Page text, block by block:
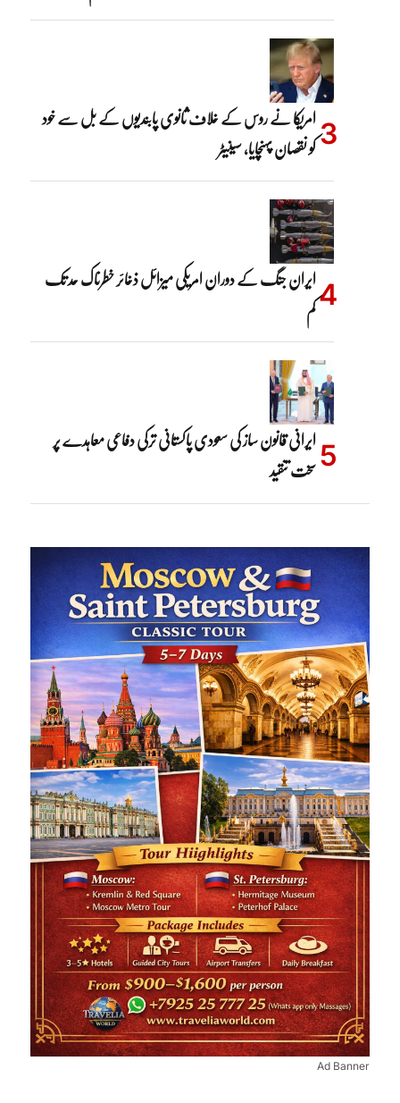
امریکا نے روس کے خلاف ثانوی پابندیوں کے بل سے خود
کو نقصان پہنچایا، سینیٹر
ایران جنگ کے دوران امریکی میزائل ذخائر خطرناک حد تک
کم
ایرانی قانون ساز کی سعودی پاکستانی ترکی دفاعی معاہدے پر
سخت تنقید
Ad Banner